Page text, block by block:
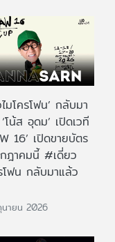
ไมโครโฟน’ กลับมา
โน้ส อุดม’ เปิดเวที
16’ เปิดขายบัตร
ฎาคมนี้ #เดี่ยว
โฟน กลับมาแล้ว
ายน 2026